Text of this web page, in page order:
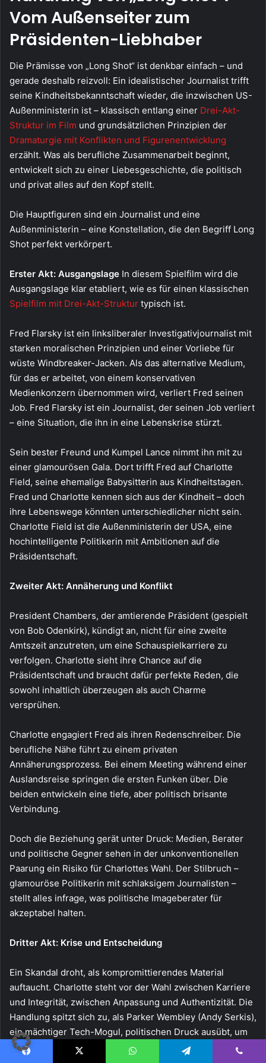
Vom Außenseiter zum
Präsidenten-Liebhaber
Die Prämisse von „Long Shot“ ist denkbar einfach – und
gerade deshalb reizvoll: Ein idealistischer Journalist trifft
seine Kindheitsbekanntschaft wieder, die inzwischen US-
Außenministerin ist – klassisch entlang einer Drei-Akt-
Struktur im Film und grundsätzlichen Prinzipien der
Dramaturgie mit Konflikten und Figurenentwicklung
erzählt. Was als berufliche Zusammenarbeit beginnt,
entwickelt sich zu einer Liebesgeschichte, die politisch
und privat alles auf den Kopf stellt.
Die Hauptfiguren sind ein Journalist und eine
Außenministerin – eine Konstellation, die den Begriff Long
Shot perfekt verkörpert.
Erster Akt: Ausgangslage In diesem Spielfilm wird die
Ausgangslage klar etabliert, wie es für einen klassischen
Spielfilm mit Drei-Akt-Struktur typisch ist.
Fred Flarsky ist ein linksliberaler Investigativjournalist mit
starken moralischen Prinzipien und einer Vorliebe für
wüste Windbreaker-Jacken. Als das alternative Medium,
für das er arbeitet, von einem konservativen
Medienkonzern übernommen wird, verliert Fred seinen
Job. Fred Flarsky ist ein Journalist, der seinen Job verliert
– eine Situation, die ihn in eine Lebenskrise stürzt.
Sein bester Freund und Kumpel Lance nimmt ihn mit zu
einer glamourösen Gala. Dort trifft Fred auf Charlotte
Field, seine ehemalige Babysitterin aus Kindheitstagen.
Fred und Charlotte kennen sich aus der Kindheit – doch
ihre Lebenswege könnten unterschiedlicher nicht sein.
Charlotte Field ist die Außenministerin der USA, eine
hochintelligente Politikerin mit Ambitionen auf die
Präsidentschaft.
Zweiter Akt: Annäherung und Konflikt
President Chambers, der amtierende Präsident (gespielt
von Bob Odenkirk), kündigt an, nicht für eine zweite
Amtszeit anzutreten, um eine Schauspielkarriere zu
verfolgen. Charlotte sieht ihre Chance auf die
Präsidentschaft und braucht dafür perfekte Reden, die
sowohl inhaltlich überzeugen als auch Charme
versprühen.
Charlotte engagiert Fred als ihren Redenschreiber. Die
berufliche Nähe führt zu einem privaten
Annäherungsprozess. Bei einem Meeting während einer
Auslandsreise springen die ersten Funken über. Die
beiden entwickeln eine tiefe, aber politisch brisante
Verbindung.
Doch die Beziehung gerät unter Druck: Medien, Berater
und politische Gegner sehen in der unkonventionellen
Paarung ein Risiko für Charlottes Wahl. Der Stilbruch –
glamouröse Politikerin mit schlaksigem Journalisten –
stellt alles infrage, was politische Imageberater für
akzeptabel halten.
Dritter Akt: Krise und Entscheidung
Ein Skandal droht, als kompromittierendes Material
auftaucht. Charlotte steht vor der Wahl zwischen Karriere
und Integrität, zwischen Anpassung und Authentizität. Die
Handlung spitzt sich zu, als Parker Wembley (Andy Serkis),
ein mächtiger Tech-Mogul, politischen Druck ausübt, um
Charlottes Klimainitiative zu torpedieren.